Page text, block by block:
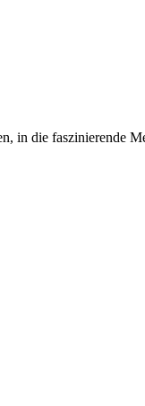
in die faszinierende